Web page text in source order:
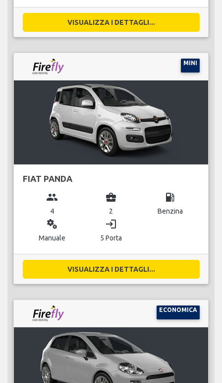
VISUALIZZA I DETTAGLI...
MINI
FIAT PANDA
group
4
business_center
2
local_gas_station
Benzina
miscellaneous_services
Manuale
login
5 Porta
VISUALIZZA I DETTAGLI...
ECONOMICA